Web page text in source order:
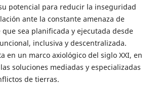
potencial para reducir la inseguridad
ante la constante amenaza de
sea planificada y ejecutada desde
inclusiva y descentralizada.
en un marco axiológico del siglo XXI, en
soluciones mediadas y especializadas
de tierras.